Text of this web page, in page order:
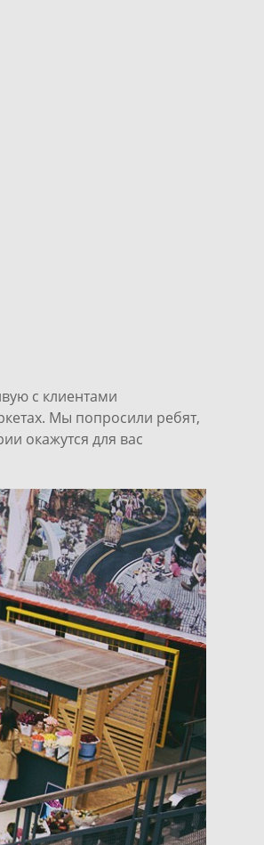
с клиентами
Мы попросили ребят,
окажутся для вас